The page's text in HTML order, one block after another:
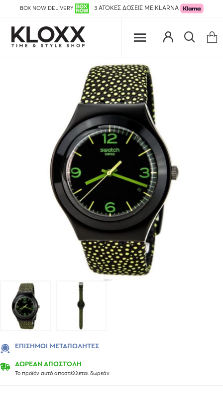
BOX NOW DELIVERY 3 ΑΤΟΚΕΣ ΔΟΣΕΙΣ ΜΕ KLARNA
ΔΩΡΕΑΝ ΑΠΟΣΤΟΛΗ
Το προϊόν αυτό αποστέλλεται δωρεάν
ΕΠΊΣΗΜΟΙ ΜΕΤΑΠΩΛΗΤΈΣ